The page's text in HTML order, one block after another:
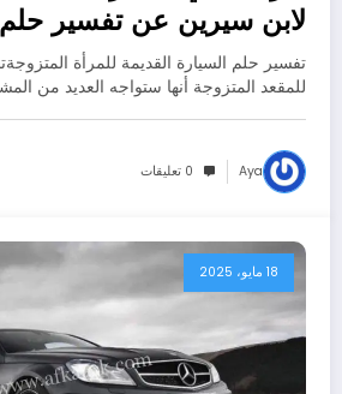
لابن سيرين عن تفسير حلم
القديمة للمتزوجة –
تفسير حلم السيارة القديمة للمرأة
للمقعد المتزوجة أنها ستواجه العديد من
Aya 0 تعليقات
18 مايو، 2025